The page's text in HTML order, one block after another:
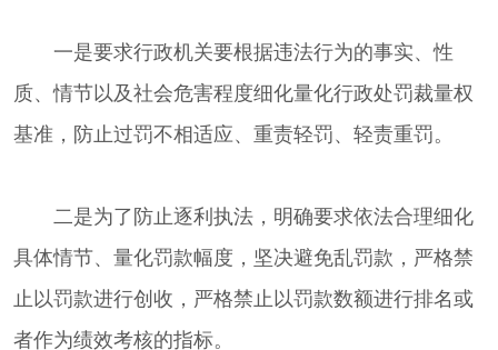
一是要求行政机关要根据违法行为的事实、性
质、情节以及社会危害程度细化量化行政处罚裁量权
基准，防止过罚不相适应、重责轻罚、轻责重罚。
二是为了防止逐利执法，明确要求依法合理细化
具体情节、量化罚款幅度，坚决避免乱罚款，严格禁
止以罚款进行创收，严格禁止以罚款数额进行排名或
者作为绩效考核的指标。